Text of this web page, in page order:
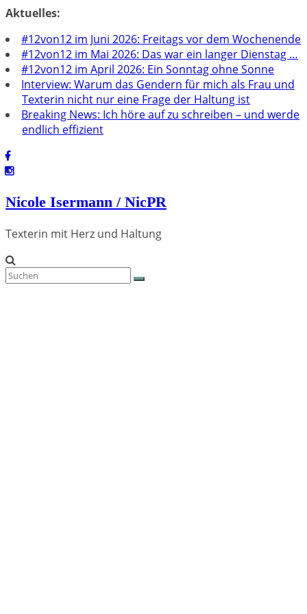
Zum
springen
Aktuelles:
#12von12 im Juni 2026: Freitags vor dem Wochenende
#12von12 im Mai 2026: Das war ein langer Dienstag …
#12von12 im April 2026: Ein Sonntag ohne Sonne
Interview: Warum das Gendern für mich als Frau und
Texterin nicht nur eine Frage der Haltung ist
Breaking News: Ich höre auf zu schreiben – und werde
endlich effizient
Nicole Isermann / NicPR
Texterin mit Herz und Haltung